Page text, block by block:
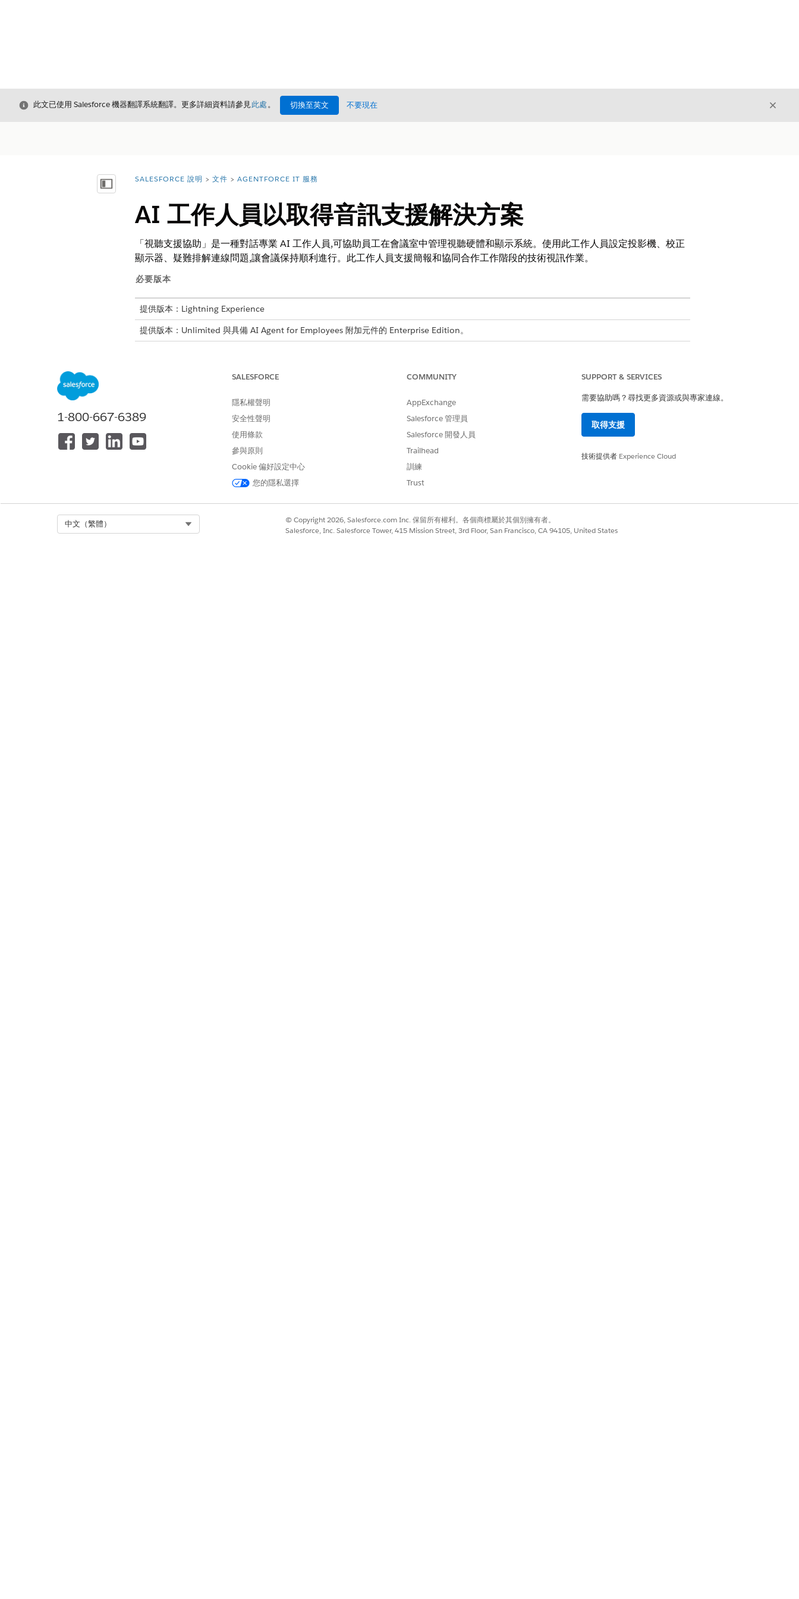
結束
此文已使用 Salesforce 機器翻譯系統翻譯。更多詳細資料請參見此處。 切換至英文 不要現在 結束
顯示目錄 您位於此處：
SALESFORCE 說明 文件 AGENTFORCE IT 服務
AI 工作人員以取得音訊支援解決方案
「視聽支援協助」是一種對話專業 AI 工作人員,可協助員工在會議室中管理視聽硬體和顯示系統。使用此工作人員設定投影機、校正
顯示器、疑難排解連線問題,讓會議保持順利進行。此工作人員支援簡報和協同合作工作階段的技術視訊作業。
必要版本
提供版本：Lightning Experience
提供版本：Unlimited 與具備 AI Agent for Employees 附加元件的 Enterprise Edition。
要求投影機或顯示支援
工作人員動作
這些動作會在您與專門工作人員交談期間自動執行。
取得合格的服務目錄項目
執行服務目錄項目流程
取得產品啟動卡
1-800-667-6389
SALESFORCE
隱私權聲明
安全性聲明
使用條款
參與原則
Cookie 偏好設定中心
您的隱私選擇
COMMUNITY
AppExchange
Salesforce 管理員
Salesforce 開發人員
Trailhead
訓練
Trust
SUPPORT & SERVICES
需要協助嗎？尋找更多資源或與專家連線。
取得支援
技術提供者 Experience Cloud
中文（繁體）
© Copyright 2026, Salesforce.com Inc. 保留所有權利。各個商標屬於其個別擁有者。
Salesforce, Inc. Salesforce Tower, 415 Mission Street, 3rd Floor, San Francisco, CA 94105, United States